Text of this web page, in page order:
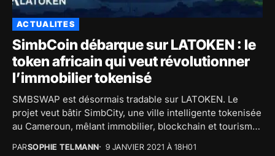
ACTUALITES
SimbCoin débarque sur LATOKEN : le
token africain qui veut révolutionner
l’immobilier tokenisé
SMBSWAP est désormais tradable sur LATOKEN. Le
projet veut bâtir SimbCity, une ville intelligente tokenisée
au Cameroun, mêlant immobilier, blockchain et tourisme
PARSOPHIE TELMANN 9 JANVIER 2021 À 18H01